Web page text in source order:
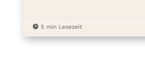
 5 min Lesezeit